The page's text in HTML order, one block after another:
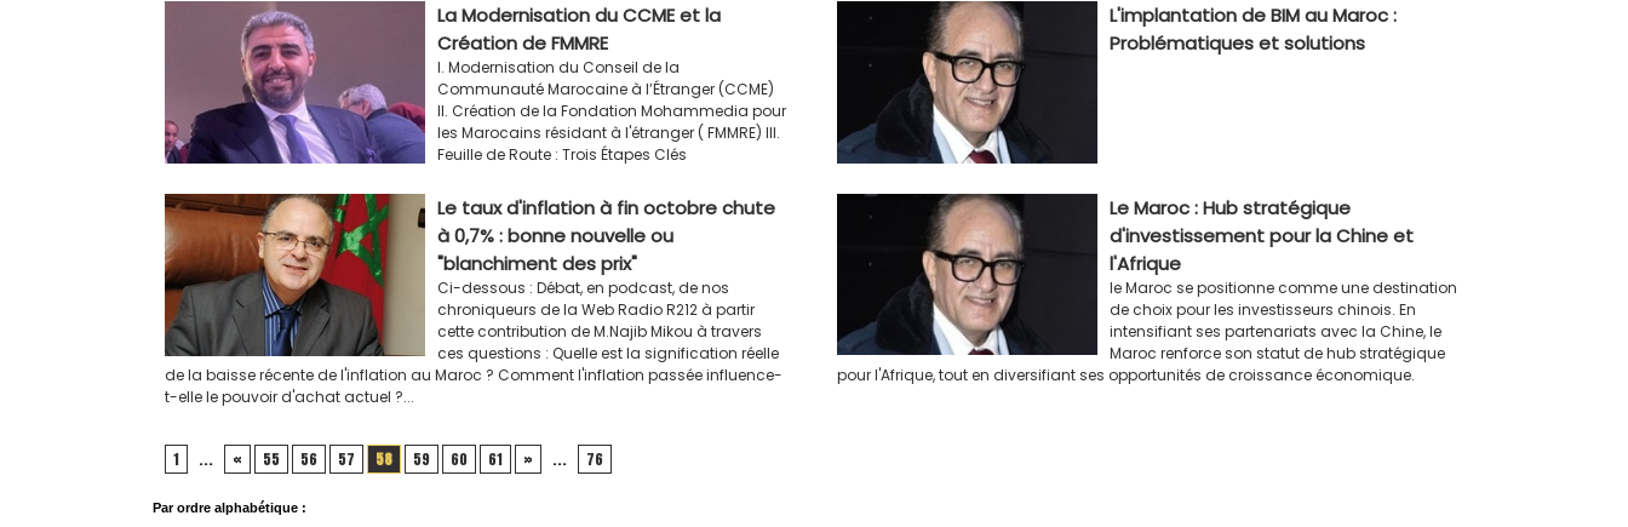
La Modernisation du CCME et la
Création de FMMRE
I. Modernisation du Conseil de la
Communauté Marocaine à l’Étranger (CCME)
II. Création de la Fondation Mohammedia pour
les Marocains résidant à l'étranger ( FMMRE) III.
Feuille de Route : Trois Étapes Clés
L'implantation de BIM au Maroc :
Problématiques et solutions
​Le taux d'inflation à fin octobre chute
à 0,7% : bonne nouvelle ou
"blanchiment des prix"
Ci-dessous : Débat, en podcast, de nos
chroniqueurs de la Web Radio R212 à partir
cette contribution de M.Najib Mikou à travers
ces questions : Quelle est la signification réelle
de la baisse récente de l'inflation au Maroc ? Comment l'inflation passée influence-
t-elle le pouvoir d'achat actuel ?...
Le Maroc : Hub stratégique
d'investissement pour la Chine et
l'Afrique
le Maroc se positionne comme une destination
de choix pour les investisseurs chinois. En
intensifiant ses partenariats avec la Chine, le
Maroc renforce son statut de hub stratégique
pour l'Afrique, tout en diversifiant ses opportunités de croissance économique.
1 ... « 55 56 57 58 59 60 61 » ... 76
Par ordre alphabétique :